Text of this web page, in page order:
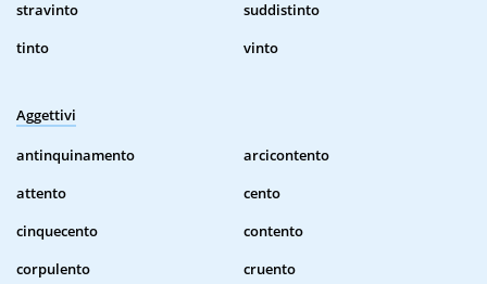
stravinto
suddistinto
tinto
vinto
Aggettivi
antinquinamento
arcicontento
attento
cento
cinquecento
contento
corpulento
cruento